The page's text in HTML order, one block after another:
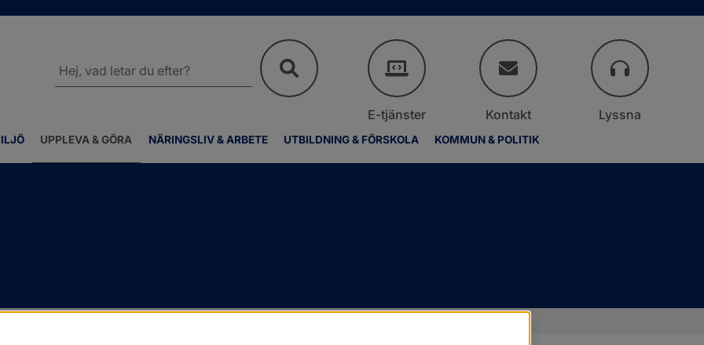
UPPLEVA & GÖRA NÄRINGSLIV & ARBETE UTBILDNING & FÖRSKOLA KOMMUN & POLITIK
webbplatsen
E-tjänster Kontakt Lyssna